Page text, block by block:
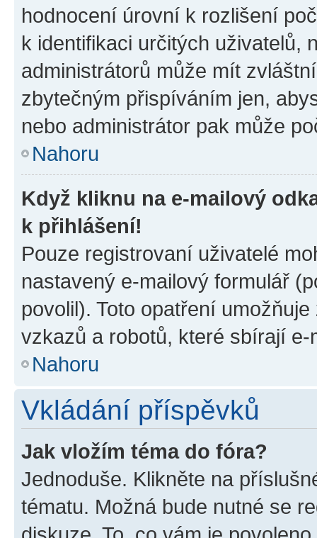
hodnocení úrovní k rozlišení
k identifikaci určitých uživatelů,
administrátorů může mít
zbytečným přispíváním jen,
nebo administrátor pak může
Nahoru
Když kliknu na e-mailový
k přihlášení!
Pouze registrovaní uživatelé
nastavený e-mailový formulář
povolil). Toto opatření
vzkazů a robotů, které sbírají e-
Nahoru
Vkládání příspěvků
Jak vložím téma do fóra?
Jednoduše. Klikněte na
tématu. Možná bude nutné se